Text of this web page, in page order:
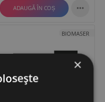
ADAUGĂ ÎN COȘ 
BIOMASER
×